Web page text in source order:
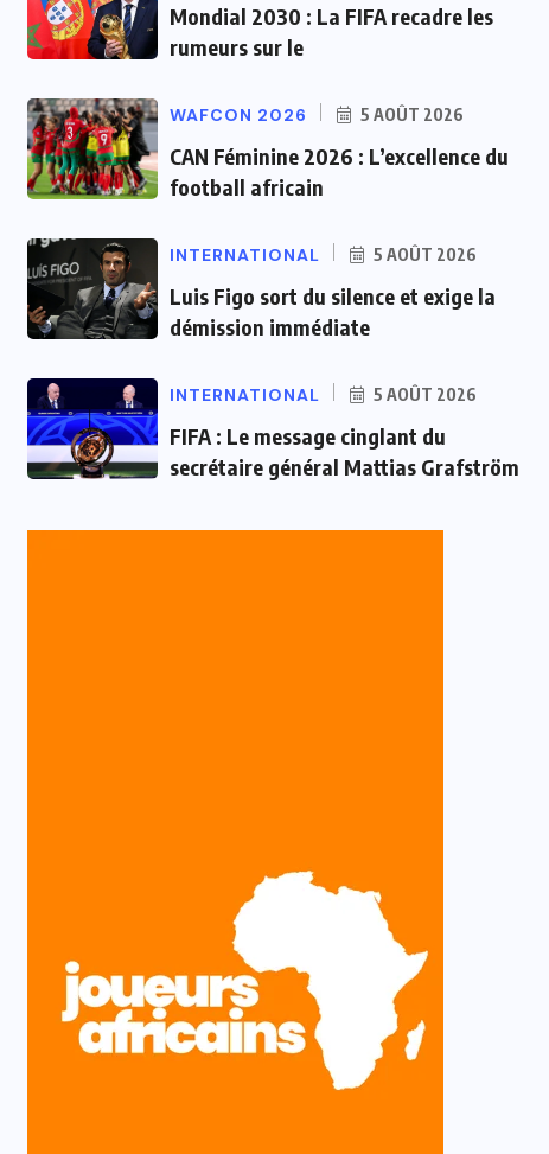
Mondial 2030 : La FIFA recadre les
rumeurs sur le
WAFCON 2026 5 AOÛT 2026
CAN Féminine 2026 : L’excellence du
football africain
INTERNATIONAL 5 AOÛT 2026
Luis Figo sort du silence et exige la
démission immédiate
INTERNATIONAL 5 AOÛT 2026
FIFA : Le message cinglant du
secrétaire général Mattias Grafström